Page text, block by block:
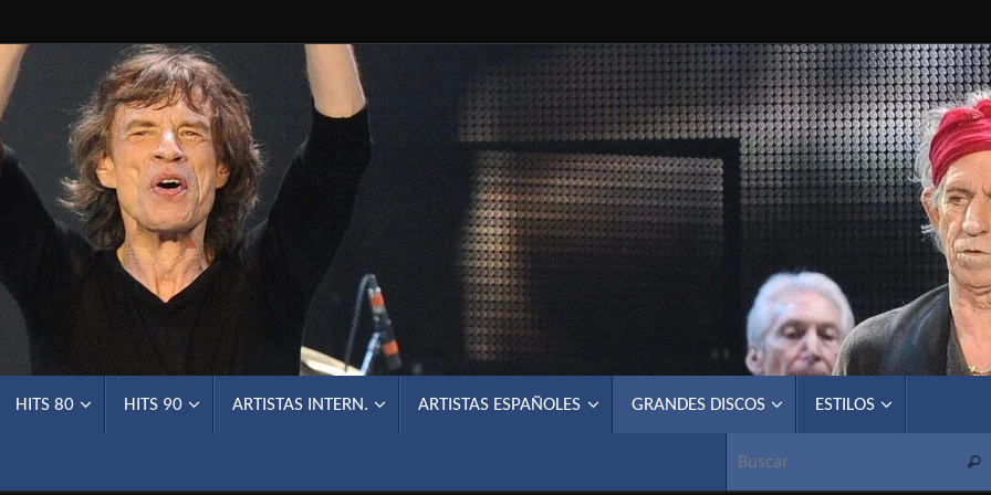
HITS 80 HITS 90 ARTISTAS INTERN. ARTISTAS ESPAÑOLES GRANDES DISCOS ESTILOS